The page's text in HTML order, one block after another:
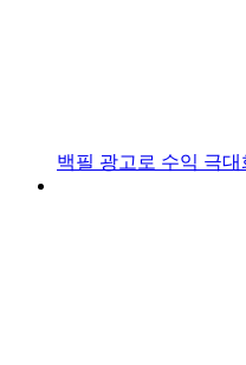
백필 광고로 수익 극대